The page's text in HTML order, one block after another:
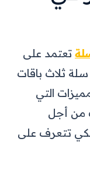
تعتمد على
سلة ثلاث باقات
التي
من أجل
تتعرف على